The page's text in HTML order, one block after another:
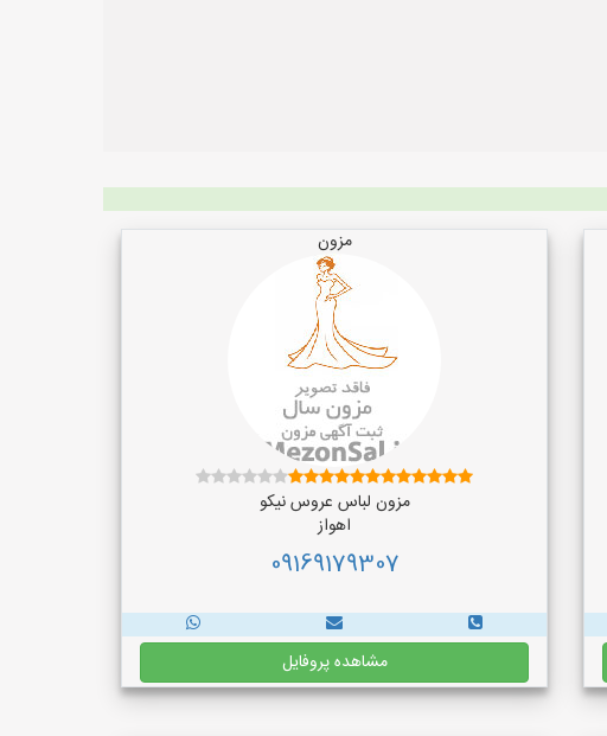
مزون
مزون لباس عروس نیکو
اهواز
09169179307
مشاهده پروفایل